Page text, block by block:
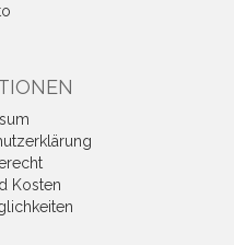
Kosten